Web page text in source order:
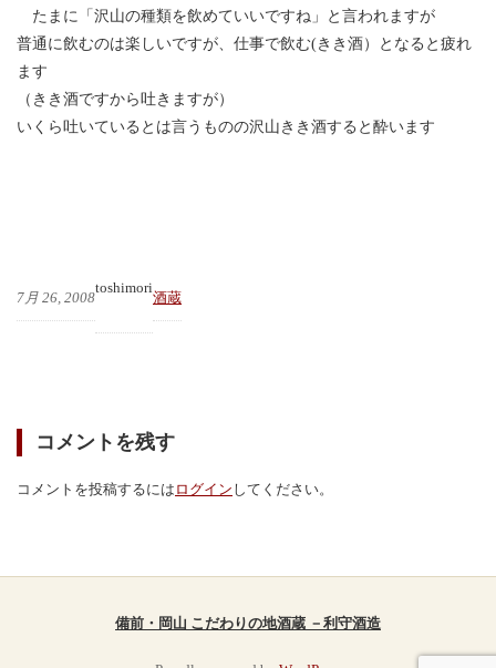
たまに「沢山の種類を飲めていいですね」と言われますが
普通に飲むのは楽しいですが、仕事で飲む(きき酒）となると疲れ
ます
（きき酒ですから吐きますが）
いくら吐いているとは言うものの沢山きき酒すると酔います
7月 26, 2008
toshimori
酒蔵
コメントを残す
コメントを投稿するには ログイン してください。
備前・岡山 こだわりの地酒蔵 －利守酒造